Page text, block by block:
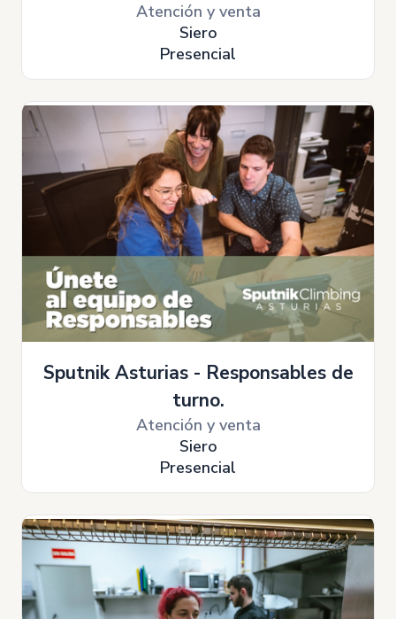
Atención y venta
Siero
Presencial
Sputnik Asturias - Responsables de
turno.
Atención y venta
Siero
Presencial